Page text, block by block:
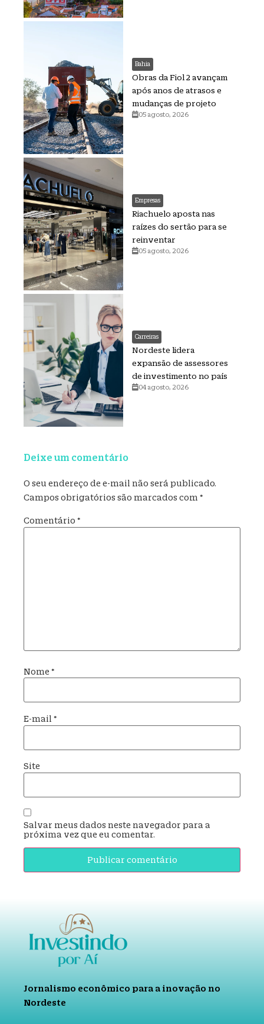
Bahia
Obras da Fiol 2 avançam
após anos de atrasos e
mudanças de projeto
05 agosto, 2026
Empresas
Riachuelo aposta nas
raízes do sertão para se
reinventar
05 agosto, 2026
Carreiras
Nordeste lidera
expansão de assessores
de investimento no país
04 agosto, 2026
Deixe um comentário
O seu endereço de e-mail não será publicado.
Campos obrigatórios são marcados com *
Comentário *
Nome *
E-mail *
Site
Salvar meus dados neste navegador para a
próxima vez que eu comentar.
Jornalismo econômico para a inovação no
Nordeste